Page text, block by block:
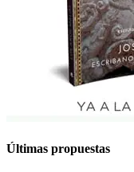
Últimas propuestas